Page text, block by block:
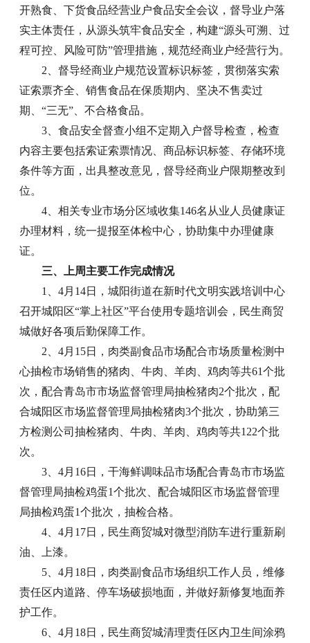
开熟食、下货食品经营业户食品安全会议，督导业户落
实主体责任，从源头筑牢食品安全，构建“源头可溯、过
程可控、风险可防”管理措施，规范经商业户经营行为。
2、督导经商业户规范设置标识标签，贯彻落实索
证索票齐全、销售食品在保质期内、坚决不售卖过
期、“三无”、不合格食品。
3、食品安全督查小组不定期入户督导检查，检查
内容主要包括索证索票情况、商品标识标签、存储环境
条件等方面，出具整改意见，督导经商业户限期整改到
位。
4、相关专业市场分区域收集146名从业人员健康证
办理材料，统一提报至体检中心，协助集中办理健康
证。
三、上周主要工作完成情况
1、4月14日，城阳街道在新时代文明实践培训中心
召开城阳区“掌上社区”平台使用专题培训会，民生商贸
城做好各项后勤保障工作。
2、4月15日，肉类副食品市场配合市场质量检测中
心抽检市场销售的猪肉、牛肉、羊肉、鸡肉等共61个批
次，配合青岛市市场监督管理局抽检猪肉2个批次，配
合城阳区市场监督管理局抽检猪肉3个批次，协助第三
方检测公司抽检猪肉、牛肉、羊肉、鸡肉等共122个批
次。
3、4月16日，干海鲜调味品市场配合青岛市市场监
督管理局抽检鸡蛋1个批次、配合城阳区市场监督管理
局抽检鸡蛋1个批次，抽检合格。
4、4月17日，民生商贸城对微型消防车进行重新刷
油、上漆。
5、4月18日，肉类副食品市场组织工作人员，维修
责任区内道路、停车场破损地面，并做好新修复地面养
护工作。
6、4月18日，民生商贸城清理责任区内卫生间涂鸦